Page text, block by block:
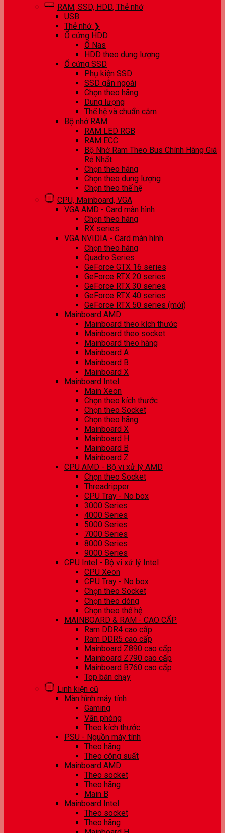
RAM, SSD, HDD, Thẻ nhớ
USB
Thẻ nhớ ❯
Ổ cứng HDD
Ổ Nas
HDD theo dung lượng
Ổ cứng SSD
Phụ kiện SSD
SSD gắn ngoài
Chọn theo hãng
Dung lượng
Thế hệ và chuẩn cắm
Bộ nhớ RAM
RAM LED RGB
RAM ECC
Bộ Nhớ Ram Theo Bus Chính Hãng Giá
Rẻ Nhất
Chọn theo hãng
Chọn theo dung lượng
Chọn theo thế hệ
CPU, Mainboard, VGA
VGA AMD - Card màn hình
Chọn theo hãng
RX series
VGA NVIDIA - Card màn hình
Chọn theo hãng
Quadro Series
GeForce GTX 16 series
GeForce RTX 20 series
GeForce RTX 30 series
GeForce RTX 40 series
GeForce RTX 50 series (mới)
Mainboard AMD
Mainboard theo kích thước
Mainboard theo socket
Mainboard theo hãng
Mainboard A
Mainboard B
Mainboard X
Mainboard Intel
Main Xeon
Chọn theo kích thước
Chọn theo Socket
Chọn theo hãng
Mainboard X
Mainboard H
Mainboard B
Mainboard Z
CPU AMD - Bộ vi xử lý AMD
Chọn theo Socket
Threadripper
CPU Tray - No box
3000 Series
4000 Series
5000 Series
7000 Series
8000 Series
9000 Series
CPU Intel - Bộ vi xử lý Intel
CPU Xeon
CPU Tray - No box
Chọn theo Socket
Chọn theo dòng
Chọn theo thế hệ
MAINBOARD & RAM - CAO CẤP
Ram DDR4 cao cấp
Ram DDR5 cao cấp
Mainboard Z890 cao cấp
Mainboard Z790 cao cấp
Mainboard B760 cao cấp
Top bán chạy
Linh kiện cũ
Màn hình máy tính
Gaming
Văn phòng
Theo kích thước
PSU - Nguồn máy tính
Theo hãng
Theo công suất
Mainboard AMD
Theo socket
Theo hãng
Main B
Mainboard Intel
Theo socket
Theo hãng